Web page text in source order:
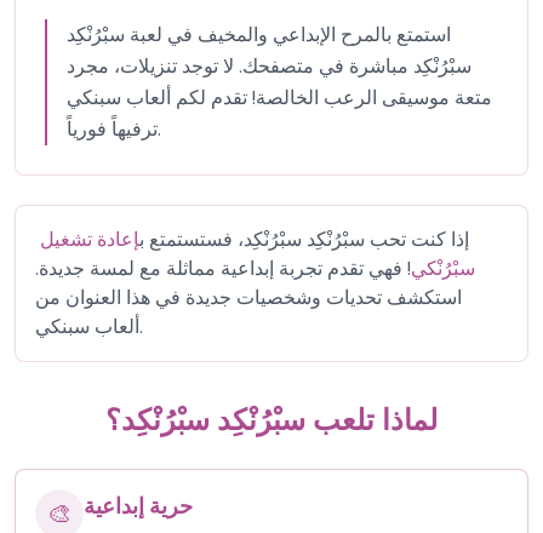
استمتع بالمرح الإبداعي والمخيف في لعبة سبْرُنْكِد
سبْرُنْكِد مباشرة في متصفحك. لا توجد تنزيلات، مجرد
متعة موسيقى الرعب الخالصة! تقدم لكم ألعاب سبنكي
ترفيهاً فورياً.
إذا كنت تحب سبْرُنْكِد سبْرُنْكِد، فستستمتع بإعادة تشغيل
سبْرُنْكي! فهي تقدم تجربة إبداعية مماثلة مع لمسة جديدة.
استكشف تحديات وشخصيات جديدة في هذا العنوان من
ألعاب سبنكي.
لماذا تلعب سبْرُنْكِد سبْرُنْكِد؟
🎨 حرية إبداعية